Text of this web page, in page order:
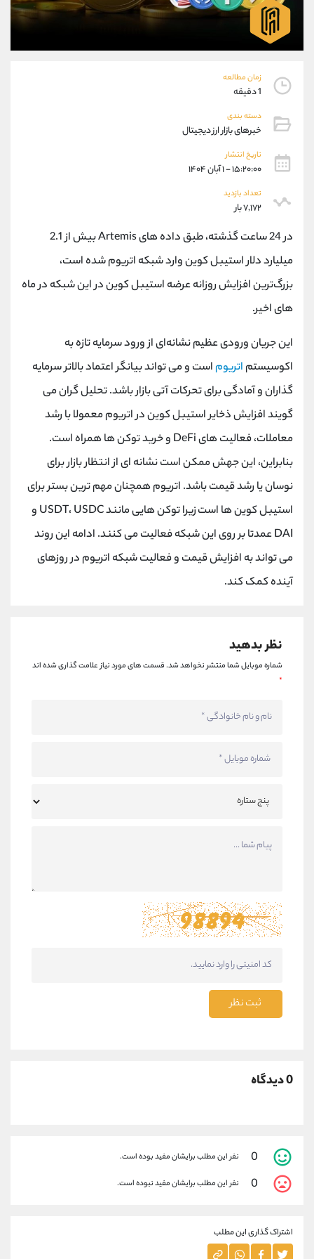
زمان مطالعه
1 دقیقه
دسته بندی
خبرهای بازار ارز دیجیتال
تاریخ انتشار
۱۵:۲۰:۰۰ - ۱ آبان ۱۴۰۴
تعداد بازدید
۷,۱۷۲ بار
در 24 ساعت گذشته، طبق داده های Artemis بیش از 2.1
میلیارد دلار استیبل کوین وارد شبکه اتریوم شده است،
بزرگ‌ترین افزایش روزانه عرضه استیبل کوین در این شبکه در ماه
های اخیر.
این جریان ورودی عظیم نشانه‌ای از ورود سرمایه تازه به
اکوسیستم اتریوم است و می تواند بیانگر اعتماد بالاتر سرمایه
گذاران و آمادگی برای تحرکات آتی بازار باشد. تحلیل گران می
گویند افزایش ذخایر استیبل کوین در اتریوم معمولا با رشد
معاملات، فعالیت های DeFi و خرید توکن ها همراه است.
بنابراین، این جهش ممکن است نشانه ای از انتظار بازار برای
نوسان یا رشد قیمت باشد. اتریوم همچنان مهم ترین بستر برای
استیبل کوین ها است زیرا توکن هایی مانند USDT، USDC و
DAI عمدتا بر روی این شبکه فعالیت می کنند. ادامه این روند
می تواند به افزایش قیمت و فعالیت شبکه اتریوم در روزهای
آینده کمک کند.
نظر بدهید
شماره موبایل شما منتشر نخواهد شد.قسمت های مورد نیاز علامت گذاری شده اند
*
ثبت نظر
0 دیدگاه
0 نفر این مطلب برایشان مفید بوده است.
0 نفر این مطلب برایشان مفید نبوده است.
اشتراک گذاری این مطلب
09101364784
واتساپ شروع گفتگو
تلگرام
پشتیبان فروش
موبایل
واتساپ
تلگرام
داخلی
اطلاعات تماس
تلفن 021-22021030
بدون پیش شماره 90001030
اینستاگرام @alireza.mehrabii
کانال تلگرام